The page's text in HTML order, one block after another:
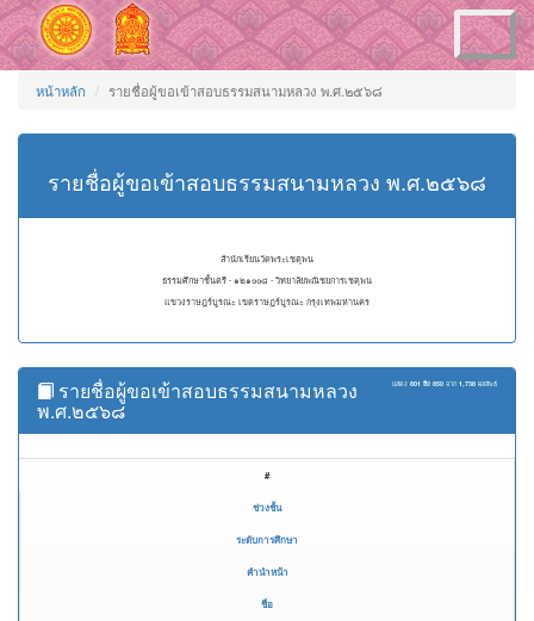
Toggle
navigation
หน้าหลัก รายชื่อผู้ขอเข้าสอบธรรมสนามหลวง พ.ศ.๒๕๖๘
รายชื่อผู้ขอเข้าสอบธรรมสนามหลวง พ.ศ.๒๕๖๘
สำนักเรียนวัดพระเชตุพน
ธรรมศึกษาชั้นตรี - ๑๒๑๐๐๘ - วิทยาลัยพณิชยการเชตุพน
แขวงราษฎร์บูรณะ เขตราษฎร์บูรณะ กรุงเทพมหานคร
แสดง 801 ถึง 850 จาก 1,738 ผลลัพธ์
รายชื่อผู้ขอเข้าสอบธรรมสนามหลวง
พ.ศ.๒๕๖๘
#
ช่วงชั้น
ระดับการศึกษา
คำนำหน้า
ชื่อ